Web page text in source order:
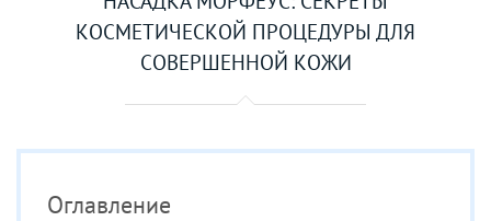
КОСМЕТИЧЕСКОЙ ПРОЦЕДУРЫ ДЛЯ
СОВЕРШЕННОЙ КОЖИ
Оглавление